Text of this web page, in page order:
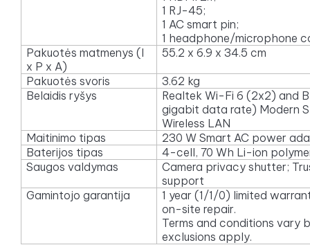
1 RJ-45;
1 AC smart pin;
1 headphone/microphone
Pakuotės matmenys (I
x P x A)
55.2 x 6.9 x 34.5 cm
Pakuotės svoris
3.62 kg
Belaidis ryšys
Realtek Wi-Fi 6 (2x2) and
gigabit data rate) Modern
Wireless LAN
Maitinimo tipas
230 W Smart AC power
Baterijos tipas
4-cell, 70 Wh Li-ion
Saugos valdymas
Camera privacy shutter;
support
Gamintojo garantija
1 year (1/1/0) limited
on-site repair.
Terms and conditions vary
exclusions apply.